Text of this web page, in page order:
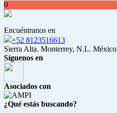
0
Encuéntranos en
+52 8123516613
Sierra Alta. Monterrey, N.L. México
Síguenos en
Asociados con
¿Qué estás buscando?